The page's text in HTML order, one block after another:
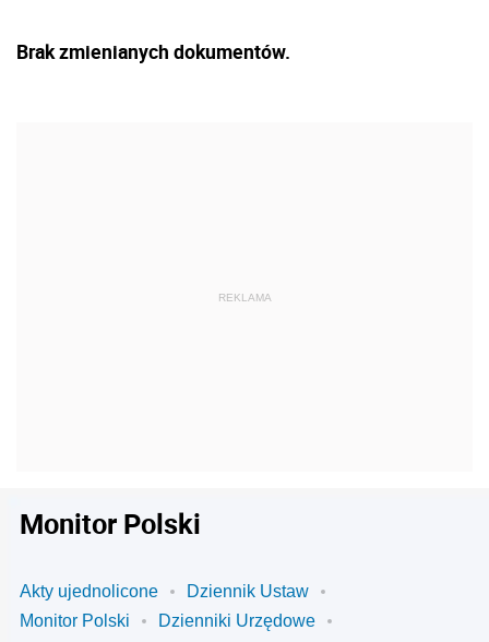
Brak zmienianych dokumentów.
Monitor Polski
Akty ujednolicone
Dziennik Ustaw
Monitor Polski
Dzienniki Urzędowe